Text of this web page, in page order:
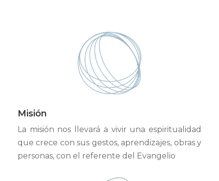
Misión
La misión nos llevará a vivir una espiritualidad
que crece con sus gestos, aprendizajes, obras y
personas, con el referente del Evangelio